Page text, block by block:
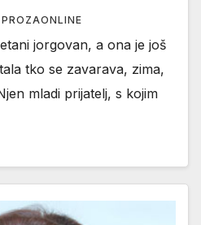
PROZAONLINE
jorgovan, a ona je još
tko se zavarava, zima,
mladi prijatelj, s kojim